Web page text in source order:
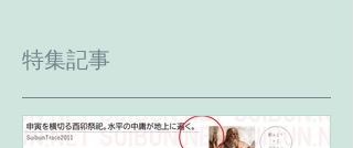
特集記事